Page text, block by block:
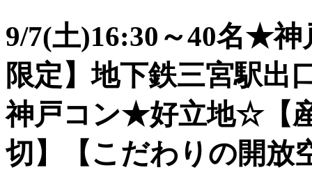
9/7(土)16:30～40名★神
限定】地下鉄三宮駅出
神戸コン★好立地☆【
切】【こだわりの開放